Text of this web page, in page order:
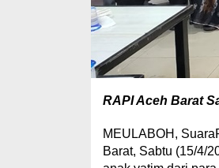
RAPI Aceh Barat
MEULABOH,
Barat, Sabtu (15/4/